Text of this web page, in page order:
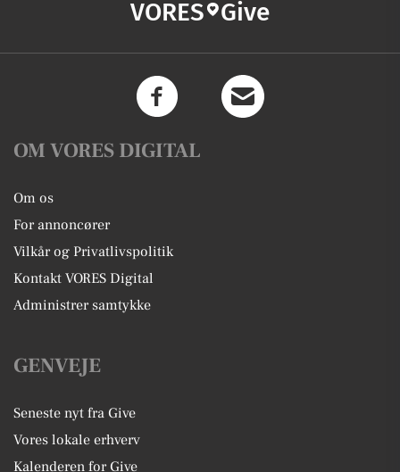
VORES Give
OM VORES DIGITAL
Om os
For annoncører
Vilkår og Privatlivspolitik
Kontakt VORES Digital
Administrer samtykke
GENVEJE
Seneste nyt fra Give
Vores lokale erhverv
Kalenderen for Give